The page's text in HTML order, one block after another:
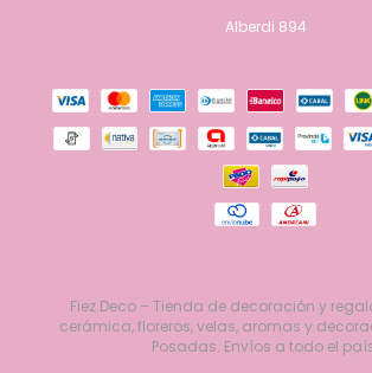
Alberdi 894
Fiez Deco – Tienda de decoración y
cerámica, floreros, velas, aromas y
Posadas. Envíos a todo el